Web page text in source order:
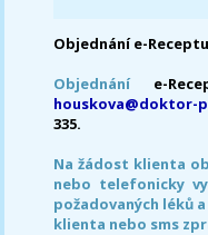
Objednání e-
Objednání e-
houskova@doktor-
335.
Na žádost klienta
nebo telefonicky
požadovaných léků
klienta nebo sms